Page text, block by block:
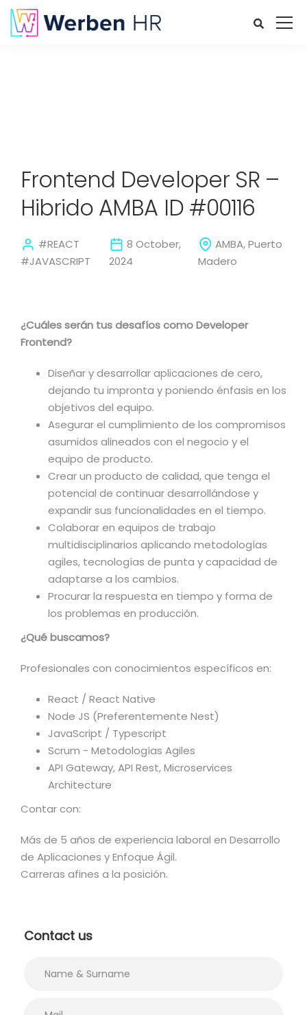
Frontend Developer SR –
Hibrido AMBA ID #00116
#REACT
#JAVASCRIPT
8 October,
2024
AMBA, Puerto
Madero
¿Cuáles serán tus desafíos como Developer
Frontend?
Diseñar y desarrollar aplicaciones de cero,
dejando tu impronta y poniendo énfasis en los
objetivos del equipo.
Asegurar el cumplimiento de los compromisos
asumidos alineados con el negocio y el
equipo de producto.
Crear un producto de calidad, que tenga el
potencial de continuar desarrollándose y
expandir sus funcionalidades en el tiempo.
Colaborar en equipos de trabajo
multidisciplinarios aplicando metodologías
agiles, tecnologías de punta y capacidad de
adaptarse a los cambios.
Procurar la respuesta en tiempo y forma de
los problemas en producción.
¿Qué buscamos?
Profesionales con conocimientos específicos en:
React / React Native
Node JS (Preferentemente Nest)
JavaScript / Typescript
Scrum - Metodologías Agiles
API Gateway, API Rest, Microservices
Architecture
Contar con:
Más de 5 años de experiencia laboral en Desarrollo
de Aplicaciones y Enfoque Ágil.
Carreras afines a la posición.
Contact us